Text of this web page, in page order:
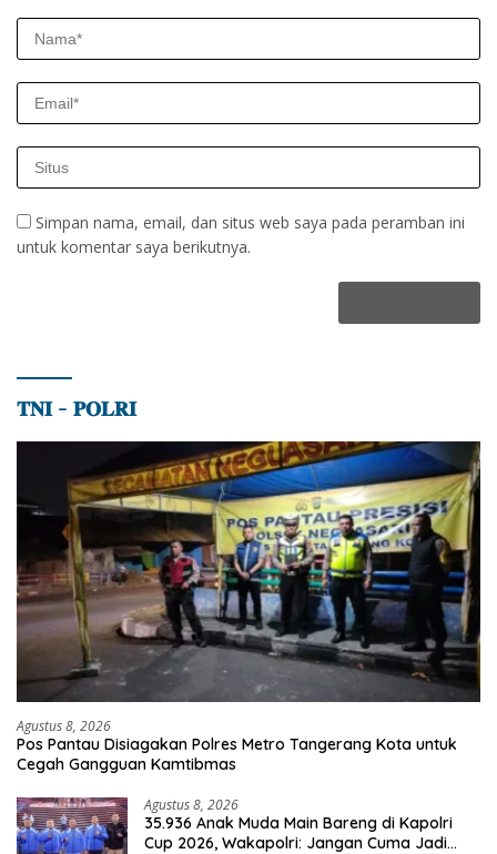
Simpan nama, email, dan situs web saya pada peramban ini
untuk komentar saya berikutnya.
𝐓𝐍𝐈 – 𝐏𝐎𝐋𝐑𝐈
Agustus 8, 2026
Pos Pantau Disiagakan Polres Metro Tangerang Kota untuk
Cegah Gangguan Kamtibmas
Agustus 8, 2026
35.936 Anak Muda Main Bareng di Kapolri
Cup 2026, Wakapolri: Jangan Cuma Jadi